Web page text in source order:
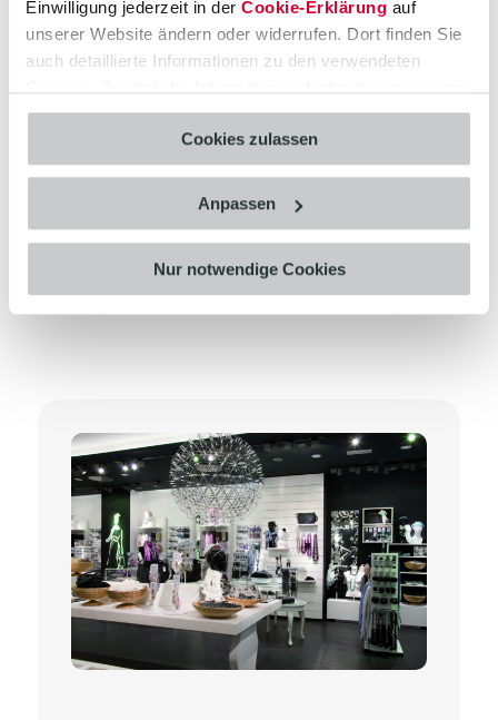
Einwilligung jederzeit in der Cookie-Erklärung auf
unserer Website ändern oder widerrufen. Dort finden Sie
auch detaillierte Informationen zu den verwendeten
Datenschutzerklärung.
Cookies zulassen
Anpassen
Nur notwendige Cookies
Weitere Success-Stories…